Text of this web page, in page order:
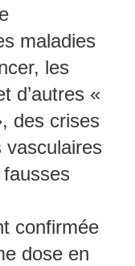
maladies
les
d’autres «
des crises
vasculaires
confirmée
dose en